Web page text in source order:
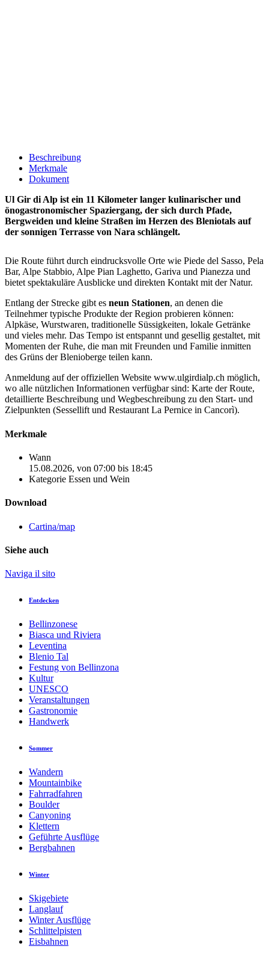
Beschreibung
Merkmale
Dokument
Ul Gir di Alp ist ein 11 Kilometer langer kulinarischer und
önogastronomischer Spaziergang, der sich durch Pfade,
Bergweiden und kleine Straßen im Herzen des Bleniotals auf
der sonnigen Terrasse von Nara schlängelt.
Die Route führt durch eindrucksvolle Orte wie Piede del Sasso, Pela
Bar, Alpe Stabbio, Alpe Pian Laghetto, Gariva und Pianezza und
bietet spektakuläre Ausblicke und direkten Kontakt mit der Natur.
Entlang der Strecke gibt es neun Stationen, an denen die
Teilnehmer typische Produkte der Region probieren können:
Alpkäse, Wurstwaren, traditionelle Süssigkeiten, lokale Getränke
und vieles mehr. Das Tempo ist entspannt und gesellig gestaltet, mit
Momenten der Ruhe, die man mit Freunden und Familie inmitten
des Grüns der Blenioberge teilen kann.
Anmeldung auf der offiziellen Website www.ulgirdialp.ch möglich,
wo alle nützlichen Informationen verfügbar sind: Karte der Route,
detaillierte Beschreibung und Wegbeschreibung zu den Start- und
Zielpunkten (Sessellift und Restaurant La Pernice in Cancorì).
Merkmale
Wann
15.08.2026, von 07:00 bis 18:45
Kategorie Essen und Wein
Download
Cartina/map
Siehe auch
Naviga il sito
Entdecken
Bellinzonese
Biasca und Riviera
Leventina
Blenio Tal
Festung von Bellinzona
Kultur
UNESCO
Veranstaltungen
Gastronomie
Handwerk
Sommer
Wandern
Mountainbike
Fahrradfahren
Boulder
Canyoning
Klettern
Geführte Ausflüge
Bergbahnen
Winter
Skigebiete
Langlauf
Winter Ausflüge
Schlittelpisten
Eisbahnen